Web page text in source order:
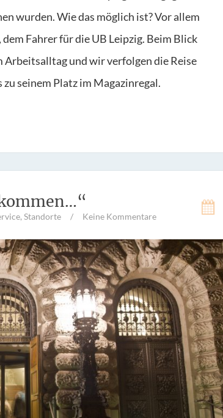
wurden. Wie das möglich ist? Vor allem
Fahrer für die UB Leipzig. Beim Blick
und wir verfolgen die Reise
seinem Platz im Magazinregal.
, Standorte / Keine Kommentare